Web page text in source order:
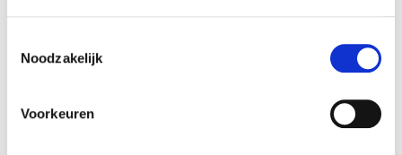
Noodzakelijk
Voorkeuren
veel belangstelling zult lezen en bieden u nogmaals